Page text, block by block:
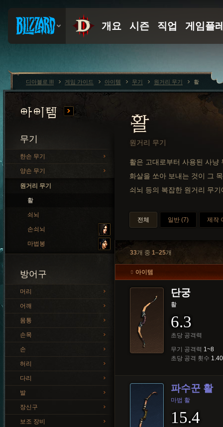
아이템
무기
한손 무기
양손 무기
원거리 무기
활
쇠뇌
손쇠뇌
마법봉
방어구
머리
어깨
몸통
손목
손
허리
다리
발
장신구
보조 장비
활
원거리 무기
활은 고대로부터 사용된 사냥
화살을 쏘아 보내는 것이 그
쇠뇌 등의 복잡한 원거리 무
전체 일반 (7) 제작
33개 중 1–25개
아이템
단궁
활
6.3
초당 공격력
무기 공격력 1~8
초당 공격 횟수 1.40
파수꾼 활
마법 활
15.4
디아블로 III 게임 가이드 아이템 무기 원거리 무기 활